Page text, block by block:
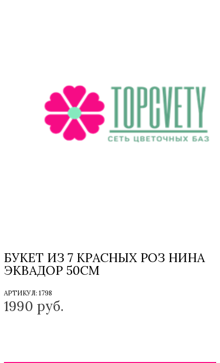
БУКЕТ ИЗ 7 КРАСНЫХ РОЗ НИНА
ЭКВАДОР 50СМ
АРТИКУЛ: 1798
1990 руб.